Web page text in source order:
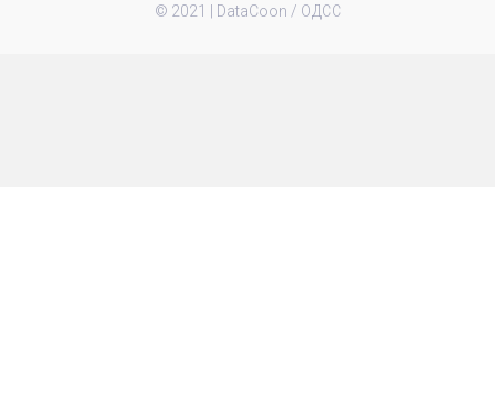
© 2021 | DataCoon / ОДСС